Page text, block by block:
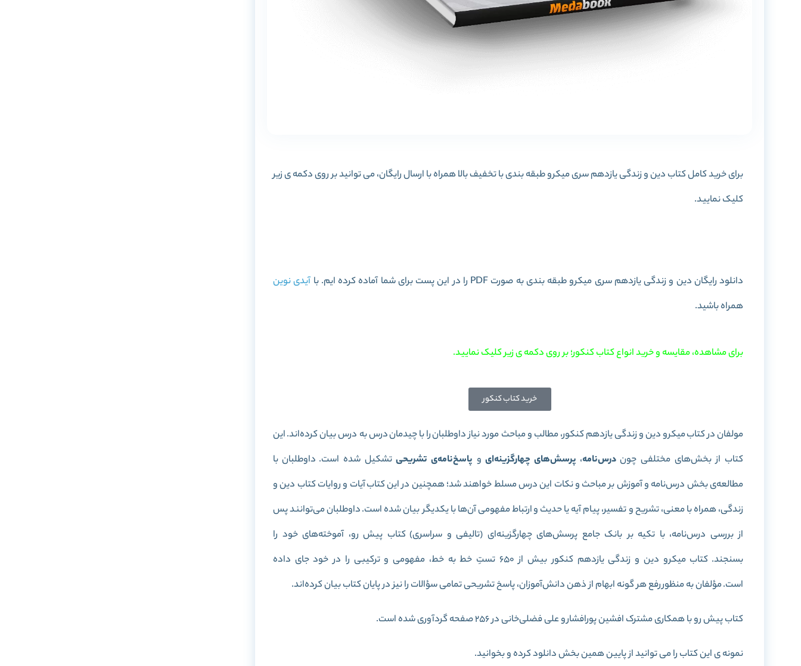
برای خرید کامل کتاب دین و زندگی یازدهم سری میکرو طبقه بندی با تخفیف بالا همراه با ارسال رایگان، می توانید بر روی دکمه ی زیر
کلیک نمایید.
دانلود رایگان دین و زندگی یازدهم سری میکرو طبقه بندی به صورت PDF را در این پست برای شما آماده کرده ایم. با
آیدی نوین
همراه باشید.
برای مشاهده، مقایسه و خرید انواع کتاب کنکور؛ بر روی دکمه ی زیر کلیک نمایید.
خرید کتاب کنکور
مولفان در کتاب میکرو دین و زندگی یازدهم کنکور، مطالب و مباحث مورد نیاز داوطلبان را با چیدمان درس به درس بیان کرده‌اند.این
کتاب از بخش‌های مختلفی چوندرس‌نامه، پرسش‌های چهارگزینه‌ایو پاسخ‌نامه‌ی تشریحیتشکیل شده است. داوطلبان با
مطالعه‌ی بخش درس‌نامه و آموزش بر مباحث و نکات این درس مسلط خواهند شد؛ همچنین در این کتاب آیات و روایات کتاب دین و
زندگی، همراه با معنی، تشریح و تفسیر، پیام آیه یا حدیث و ارتباط مفهومی آن‌ها با یکدیگر بیان شده است.داوطلبان می‌توانند پس
از بررسی درس‌نامه، با تکیه بر بانک جامع پرسش‌های چهارگزینه‌ای (تالیفی و سراسری) کتاب پیش رو، آموخته‌های خود را
بسنجند. کتاب میکرو دین و زندگی یازدهم کنکور بیش از 650 تستِ خط به خط، مفهومی و ترکیبی را در خود جای داده
است.مؤلفان به منظور رفع هر گونه ابهام از ذهن دانش‌آموزان، پاسخ تشریحی تمامی سؤالات را نیز در پایان کتاب بیان کرده‌اند.
کتاب پیش رو با همکاری مشترک افشین پورافشار و علی فضلی‌خانی در 256 صفحه گردآوری شده است.
نمونه ی این کتاب را می توانید از پایین همین بخش دانلود کرده و بخوانید.